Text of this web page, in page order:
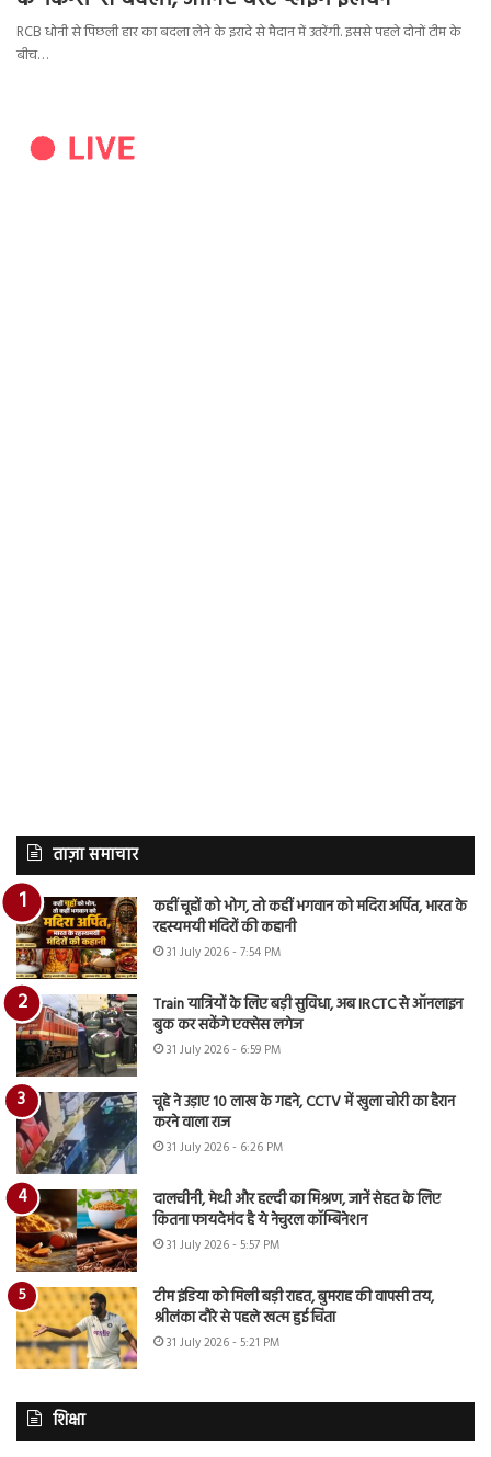
RCB धोनी से पिछली हार का बदला लेने के इरादे से मैदान में उतरेंगी. इससे पहले दोनों टीम के
बीच…
ताज़ा समाचार
कहीं चूहों को भोग, तो कहीं भगवान को मदिरा अर्पित, भारत के
रहस्यमयी मंदिरों की कहानी
31 July 2026 - 7:54 PM
Train यात्रियों के लिए बड़ी सुविधा, अब IRCTC से ऑनलाइन
बुक कर सकेंगे एक्सेस लगेज
31 July 2026 - 6:59 PM
चूहे ने उड़ाए 10 लाख के गहने, CCTV में खुला चोरी का हैरान
करने वाला राज
31 July 2026 - 6:26 PM
दालचीनी, मेथी और हल्दी का मिश्रण, जानें सेहत के लिए
कितना फायदेमंद है ये नेचुरल कॉम्बिनेशन
31 July 2026 - 5:57 PM
टीम इंडिया को मिली बड़ी राहत, बुमराह की वापसी तय,
श्रीलंका दौरे से पहले खत्म हुई चिंता
31 July 2026 - 5:21 PM
शिक्षा